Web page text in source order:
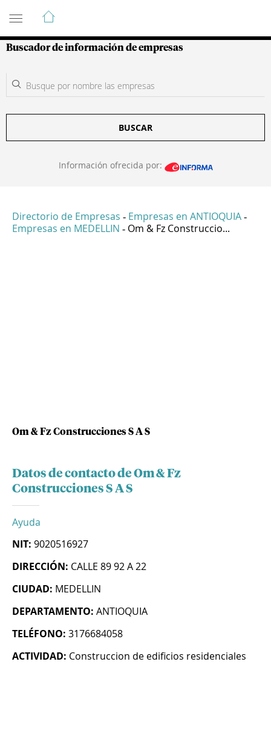
Guía de Empresas Colombianas
Buscador de información de empresas
BUSCAR
Información ofrecida por:
Directorio de Empresas - Empresas en ANTIOQUIA -
Empresas en MEDELLIN - Om & Fz Construccio...
Om & Fz Construcciones S A S
Datos de contacto de Om & Fz
Construcciones S A S
Ayuda
NIT: 9020516927
DIRECCIÓN: CALLE 89 92 A 22
CIUDAD: MEDELLIN
DEPARTAMENTO: ANTIOQUIA
TELÉFONO: 3176684058
ACTIVIDAD: Construccion de edificios residenciales